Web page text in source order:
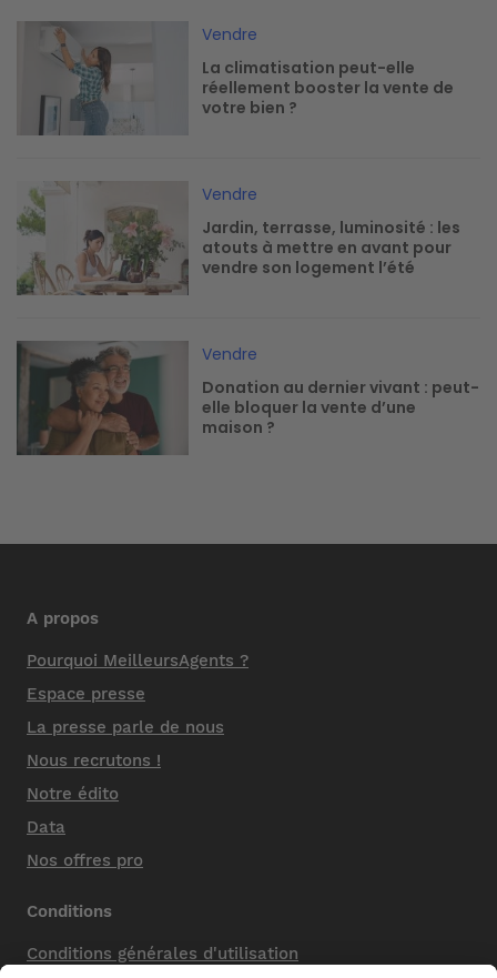
Image
Vendre
La climatisation peut-elle
réellement booster la vente de
votre bien ?
Image
Vendre
Jardin, terrasse, luminosité : les
atouts à mettre en avant pour
vendre son logement l’été
Image
Vendre
Donation au dernier vivant : peut-
elle bloquer la vente d’une
maison ?
A propos
Pourquoi MeilleursAgents ?
Espace presse
La presse parle de nous
Nous recrutons !
Notre édito
Data
Nos offres pro
Conditions
Conditions générales d'utilisation